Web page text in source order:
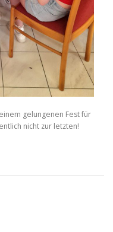
gelungenen Fest für
nicht zur letzten!